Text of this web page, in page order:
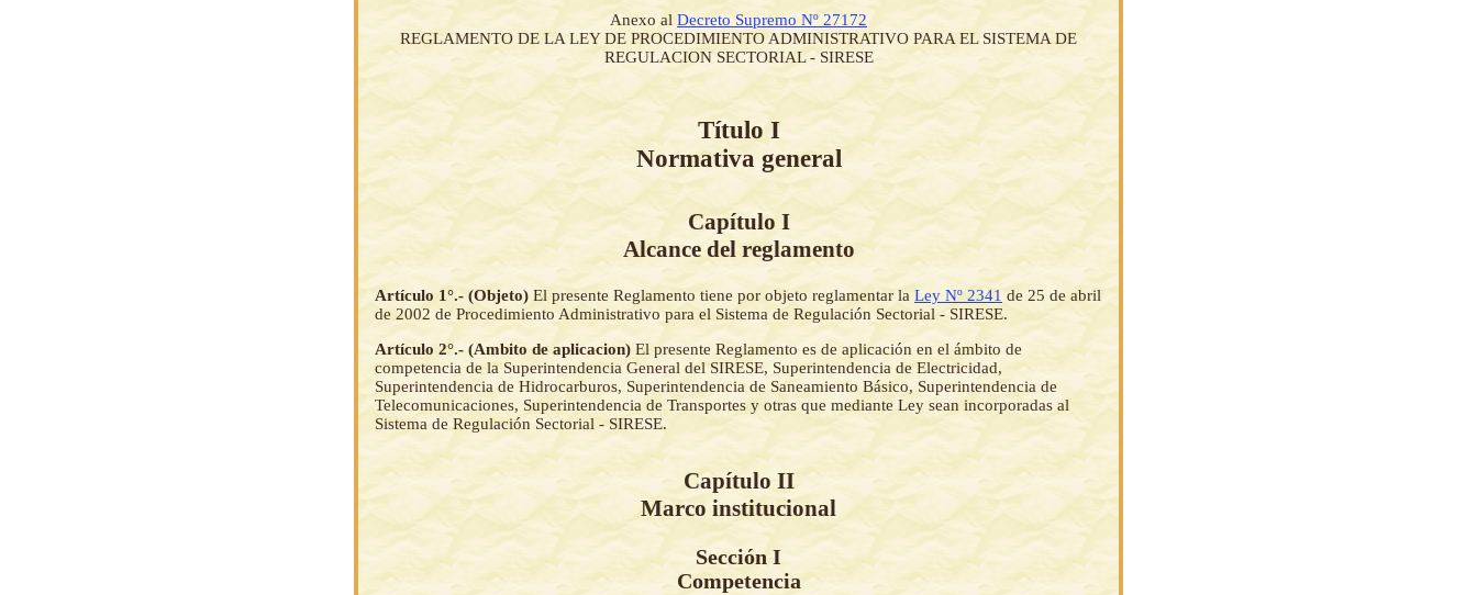
Anexo al Decreto Supremo Nº 27172
REGLAMENTO DE LA LEY DE PROCEDIMIENTO ADMINISTRATIVO PARA EL SISTEMA DE
REGULACION SECTORIAL - SIRESE
Título I
Normativa general
Capítulo I
Alcance del reglamento
Artículo 1°.- (Objeto) El presente Reglamento tiene por objeto reglamentar la Ley Nº 2341 de 25 de abril
de 2002 de Procedimiento Administrativo para el Sistema de Regulación Sectorial - SIRESE.
Artículo 2°.- (Ambito de aplicacion) El presente Reglamento es de aplicación en el ámbito de
competencia de la Superintendencia General del SIRESE, Superintendencia de Electricidad,
Superintendencia de Hidrocarburos, Superintendencia de Saneamiento Básico, Superintendencia de
Telecomunicaciones, Superintendencia de Transportes y otras que mediante Ley sean incorporadas al
Sistema de Regulación Sectorial - SIRESE.
Capítulo II
Marco institucional
Sección I
Competencia